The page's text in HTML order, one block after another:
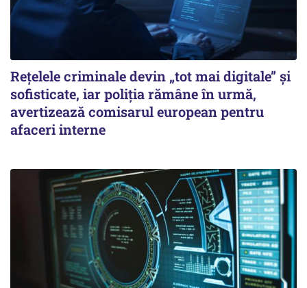
Rețelele criminale devin „tot mai digitale” și
sofisticate, iar poliția rămâne în urmă,
avertizează comisarul european pentru
afaceri interne